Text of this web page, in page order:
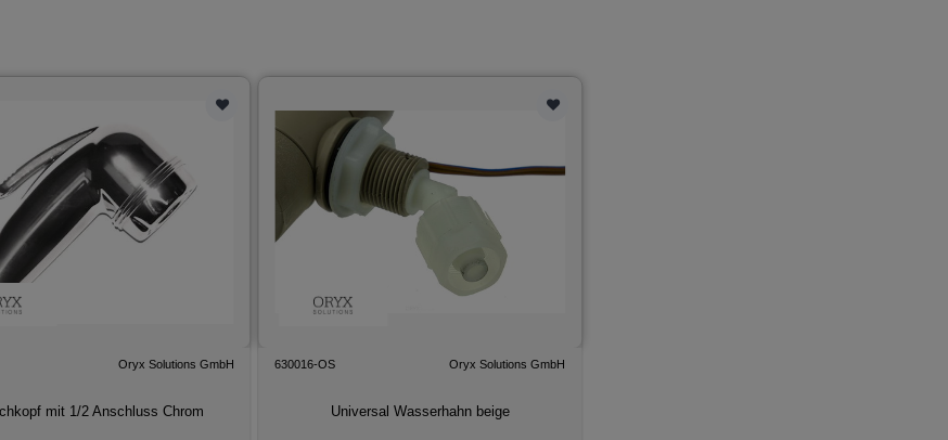
Oryx Solutions GmbH
mit 1/2 Anschluss Chrom
630016-OS Oryx Solutions GmbH
Universal Wasserhahn beige